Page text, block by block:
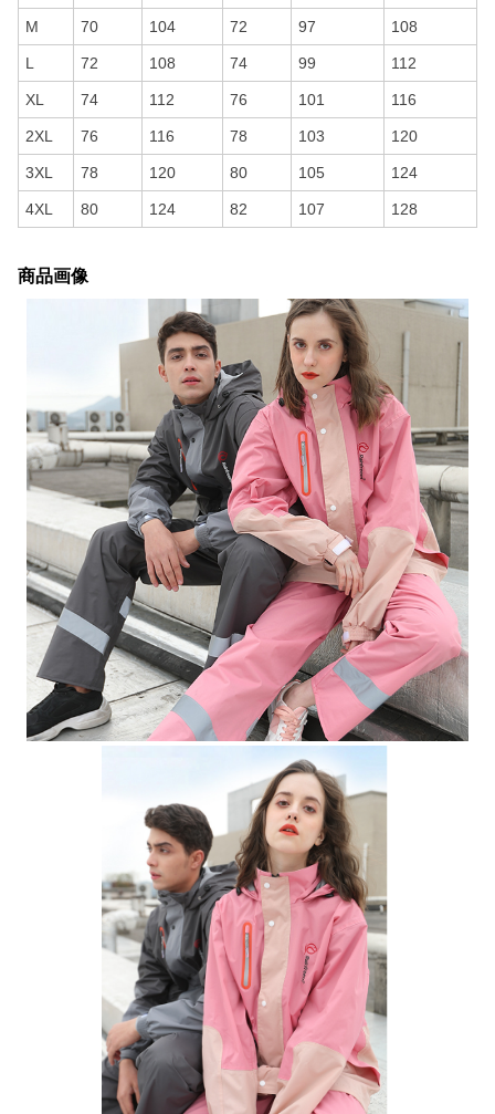
M 70 104 72 97 108
L 72 108 74 99 112
XL 74 112 76 101 116
2XL 76 116 78 103 120
3XL 78 120 80 105 124
4XL 80 124 82 107 128
商品画像